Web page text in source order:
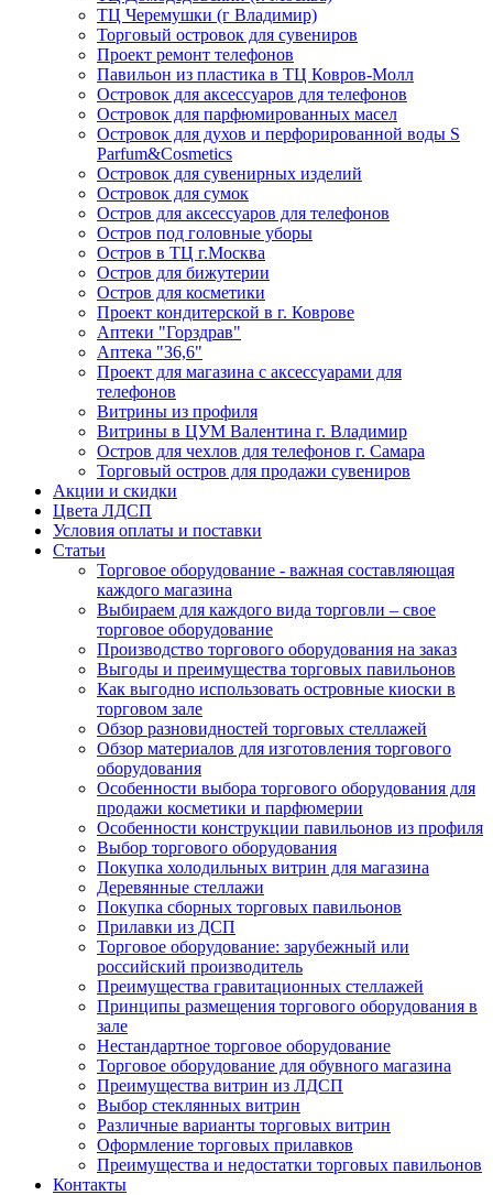
ТЦ Черемушки (г Владимир)
Торговый островок для сувениров
Проект ремонт телефонов
Павильон из пластика в ТЦ Ковров-Молл
Островок для аксессуаров для телефонов
Островок для парфюмированных масел
Островок для духов и перфорированной воды S
Parfum&Cosmetics
Островок для сувенирных изделий
Островок для сумок
Остров для аксессуаров для телефонов
Остров под головные уборы
Остров в ТЦ г.Москва
Остров для бижутерии
Остров для косметики
Проект кондитерской в г. Коврове
Аптеки "Горздрав"
Аптека "36,6"
Проект для магазина с аксессуарами для
телефонов
Витрины из профиля
Витрины в ЦУМ Валентина г. Владимир
Остров для чехлов для телефонов г. Самара
Торговый остров для продажи сувениров
Акции и скидки
Цвета ЛДСП
Условия оплаты и поставки
Статьи
Торговое оборудование - важная составляющая
каждого магазина
Выбираем для каждого вида торговли – свое
торговое оборудование
Производство торгового оборудования на заказ
Выгоды и преимущества торговых павильонов
Как выгодно использовать островные киоски в
торговом зале
Обзор разновидностей торговых стеллажей
Обзор материалов для изготовления торгового
оборудования
Особенности выбора торгового оборудования для
продажи косметики и парфюмерии
Особенности конструкции павильонов из профиля
Выбор торгового оборудования
Покупка холодильных витрин для магазина
Деревянные стеллажи
Покупка сборных торговых павильонов
Прилавки из ДСП
Торговое оборудование: зарубежный или
российский производитель
Преимущества гравитационных стеллажей
Принципы размещения торгового оборудования в
зале
Нестандартное торговое оборудование
Торговое оборудование для обувного магазина
Преимущества витрин из ЛДСП
Выбор стеклянных витрин
Различные варианты торговых витрин
Оформление торговых прилавков
Преимущества и недостатки торговых павильонов
Контакты